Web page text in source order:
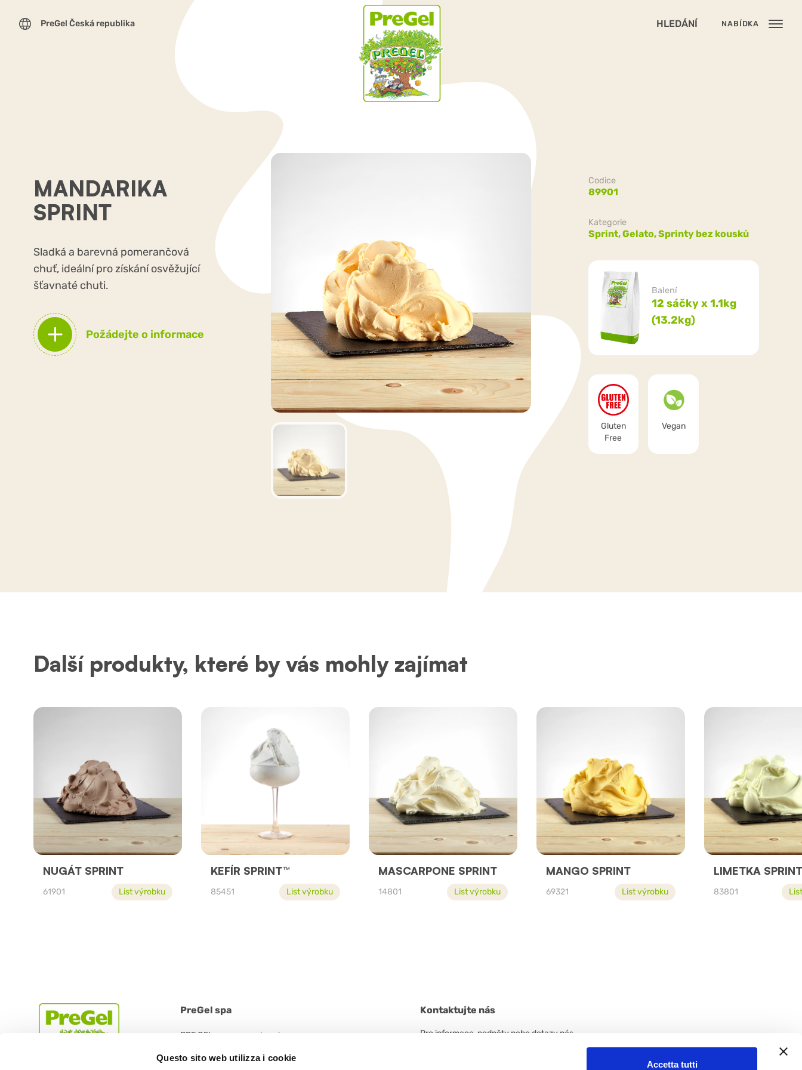
Questo sito web utilizza i cookie
Accetta tutti
PreGel Česká republika HLEDÁNÍ NABÍDKA
MANDARIKA
SPRINT
Sladká a barevná pomerančová
chuť, ideální pro získání osvěžující
šťavnaté chuti.
Požádejte o informace
Codice
89901
Kategorie
Sprint,Gelato,Sprinty bez kousků
Balení
12 sáčky x 1.1kg
(13.2kg)
Gluten
Free
Vegan
Další produkty, které by vás mohly zajímat
NUGÁT SPRINT
61901 List výrobku
KEFÍR SPRINT™
85451 List výrobku
MASCARPONE SPRINT
14801 List výrobku
MANGO SPRINT
69321 List výrobku
LIMETKA SPRINT
83801
PreGel spa
PRE GEL spa con socio unico
Kontaktujte nás
Pro informace, podněty nebo dotazy nás